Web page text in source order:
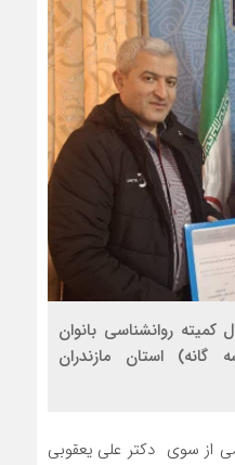
روانشناسی بانوان
استان مازندران
از سوی دکتر علی یعقوبی